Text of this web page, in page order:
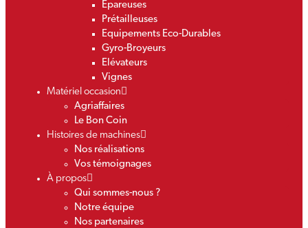
Epareuses
Prétailleuses
Equipements Eco-Durables
Gyro-Broyeurs
Elévateurs
Vignes
Matériel occasion
Agriaffaires
Le Bon Coin
Histoires de machines
Nos réalisations
Vos témoignages
À propos
Qui sommes-nous ?
Notre équipe
Nos partenaires